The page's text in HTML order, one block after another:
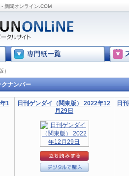
新聞オンライン.COM
）
ナンバー
1
日刊ゲンダイ（関東版） 2022年12
月29日
日